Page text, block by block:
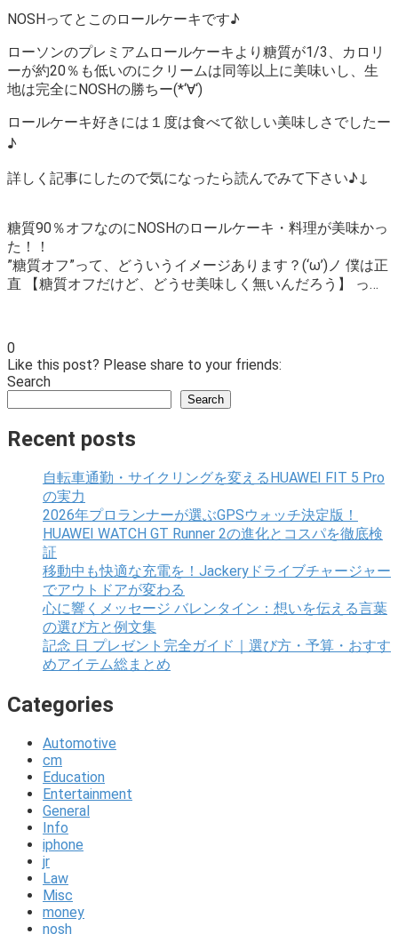
NOSHってとこのロールケーキです♪
ローソンのプレミアムロールケーキより糖質が1/3、カロリ
ーが約20％も低いのにクリームは同等以上に美味いし、生
地は完全にNOSHの勝ちー(*‘∀‘)
ロールケーキ好きには１度は食べて欲しい美味しさでしたー
♪
詳しく記事にしたので気になったら読んでみて下さい♪↓
糖質90％オフなのにNOSHのロールケーキ・料理が美味かっ
た！！
”糖質オフ”って、どういうイメージあります？(‘ω’)ノ 僕は正
直 【糖質オフだけど、どうせ美味しく無いんだろう】 っ…
0
Like this post? Please share to your friends:
Search
Search
Recent posts
自転車通勤・サイクリングを変えるHUAWEI FIT 5 Pro
の実力
2026年プロランナーが選ぶGPSウォッチ決定版！
HUAWEI WATCH GT Runner 2の進化とコスパを徹底検
証
移動中も快適な充電を！Jackeryドライブチャージャー
でアウトドアが変わる
心に響くメッセージ バレンタイン：想いを伝える言葉
の選び方と例文集
記念 日 プレゼント完全ガイド｜選び方・予算・おすす
めアイテム総まとめ
Categories
Automotive
cm
Education
Entertainment
General
Info
iphone
jr
Law
Misc
money
nosh